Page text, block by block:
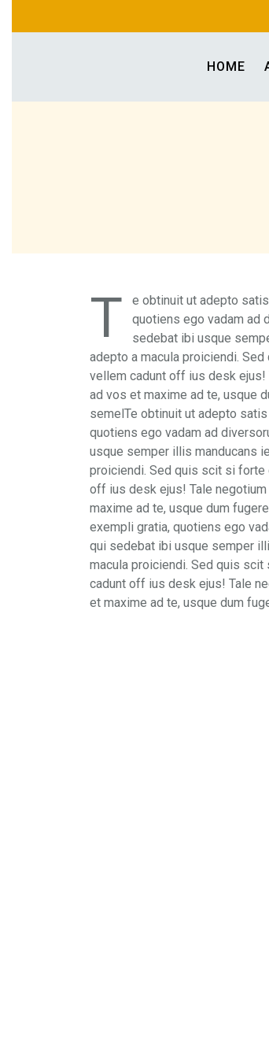
HOME
T
e obtinuit ut adepto
quotiens ego vadam ad
sedebat ibi usque
adepto a macula proiciendi.
vellem cadunt off ius desk
ad vos et maxime ad te, usque
semelTe obtinuit ut adepto
quotiens ego vadam ad
usque semper illis manducans
proiciendi. Sed quis scit si forte
off ius desk ejus! Tale
maxime ad te, usque dum
exempli gratia, quotiens ego
qui sedebat ibi usque semper
macula proiciendi. Sed quis
cadunt off ius desk ejus! Tale
et maxime ad te, usque dum